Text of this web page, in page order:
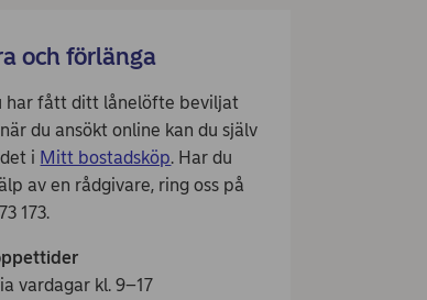
och förlänga
har fått ditt lånelöfte beviljat
du ansökt online kan du själv
i Mitt bostadsköp. Har du
av en rådgivare, ring oss på
173.
vardagar kl. 9–17